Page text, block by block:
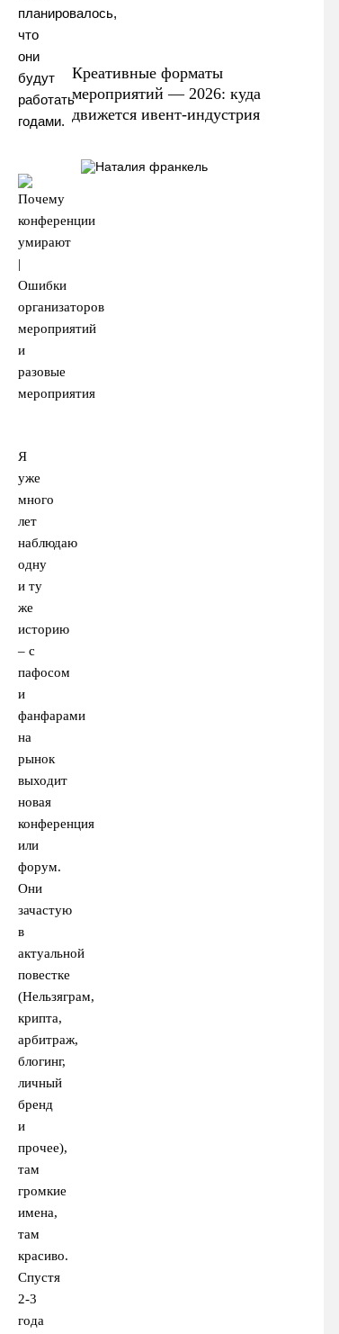
планировалось,
что
они
будут
работать
годами.
Я
уже
много
лет
наблюдаю
одну
и ту
же
историю
– с
пафосом
и
фанфарами
на
рынок
выходит
новая
конференция
или
форум.
Они
зачастую
в
актуальной
повестке
(Нельзяграм,
крипта,
арбитраж,
блогинг,
личный
бренд
и
прочее),
там
громкие
имена,
там
красиво.
Спустя
2-3
года
Креативные форматы
мероприятий — 2026: куда
движется ивент-индустрия